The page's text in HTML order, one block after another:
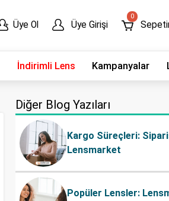
Üye Ol Üye Girişi
0
İndirimli Lens Kampanyalar
Diğer Blog Yazıları
Kargo Süreçleri:
Lensmarket
Popüler Lensler: